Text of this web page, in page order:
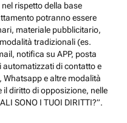
rispetto della base
potranno essere
materiale pubblicitario,
tradizionali (es.
notifica su APP, posta
automatizzati di contatto e
Whatsapp e altre modalità
diritto di opposizione, nelle
SONO I TUOI DIRITTI?”.